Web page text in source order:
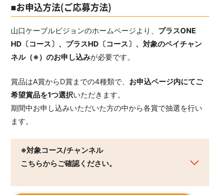
■お申込方法(ご応募方法)
山口ケーブルビジョンのホームページより、 プラスONE
HD〔コース〕、プラスHD〔コース〕、対象のペイチャン
ネル（※）のお申し込みが必要です。
賞品はA賞からD賞までの4種類で、 お申込ページ内にてご
希望賞品を1つ選択いただきます。
期間中お申し込みいただいた方の中から各賞で抽選を行い
ます。
※対象コース/チャンネル
こちらからご確認ください。